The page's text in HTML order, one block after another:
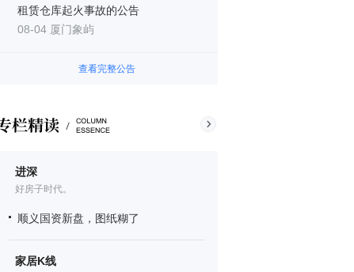
租赁仓库起火事故的公告
08-04 厦门象屿
查看完整公告
进深
好房子时代。
顺义国资新盘，图纸糊了
家居K线